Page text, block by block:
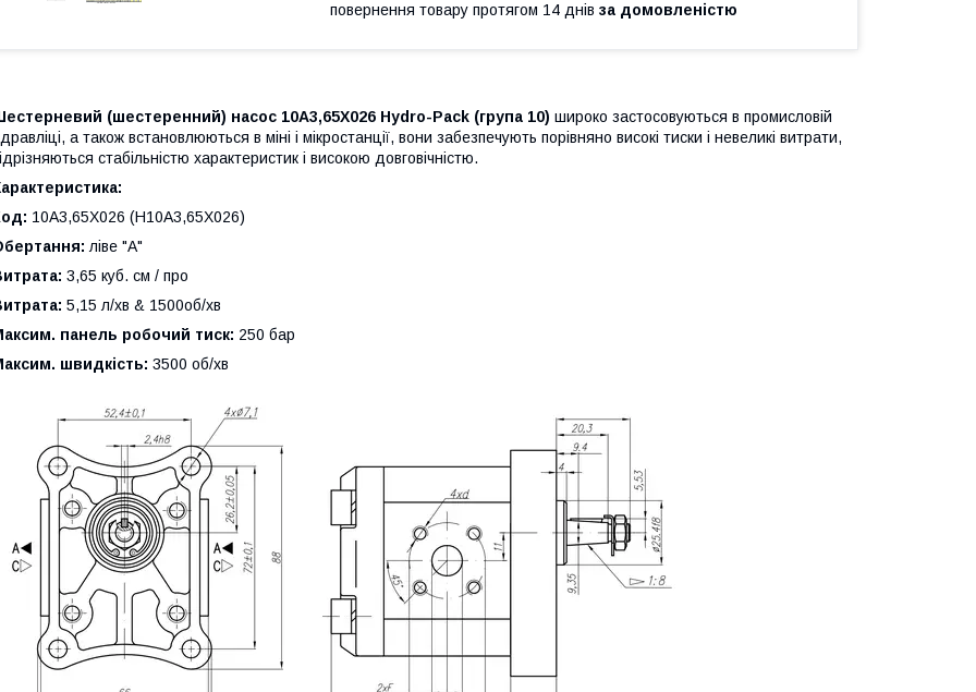
повернення товару протягом 14 днів за домовленістю
(шестеренний) насос 10A3,65X026 Hydro-Pack (група 10) широко застосовуються в промисловій
а також встановлюються в міні і мікростанції, вони забезпечують порівняно високі тиски і невеликі витрати,
стабільністю характеристик і високою довговічністю.
10A3,65X026 (H10A3,65X026)
ліве "А"
3,65 куб. см / про
5,15 л/хв & 1500об/хв
панель робочий тиск: 250 бар
швидкість: 3500 об/хв